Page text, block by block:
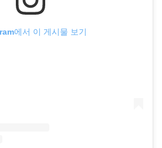
에서 이 게시물 보기